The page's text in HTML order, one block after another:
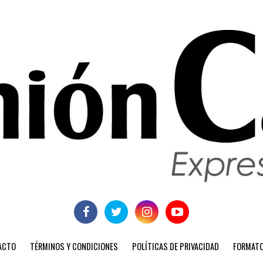
TÉRMINOS Y CONDICIONES POLÍTICAS DE PRIVACIDAD